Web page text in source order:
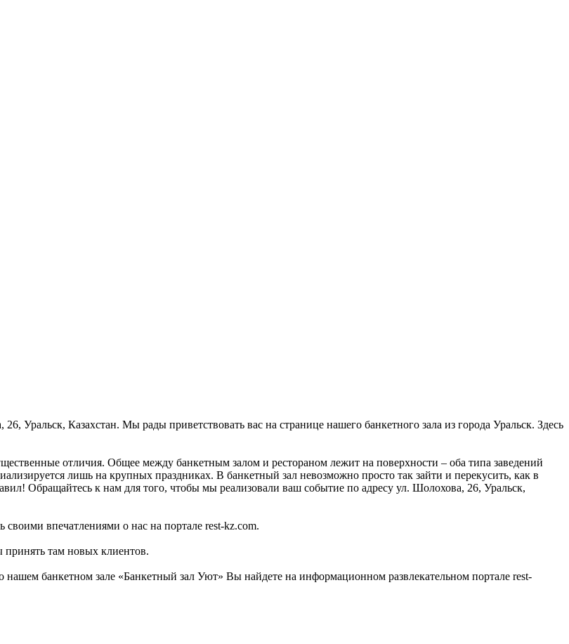
Уральск, Казахстан. Мы рады приветствовать вас на странице нашего банкетного зала из города Уральск. Здесь
отличия. Общее между банкетным залом и рестораном лежит на поверхности – оба типа заведений
лишь на крупных праздниках. В банкетный зал невозможно просто так зайти и перекусить, как в
Обращайтесь к нам для того, чтобы мы реализовали ваш событие по адресу ул. Шолохова, 26, Уральск,
впечатлениями о нас на портале rest-kz.com.
принять там новых клиентов.
банкетном зале «Банкетный зал Уют» Вы найдете на информационном развлекательном портале rest-